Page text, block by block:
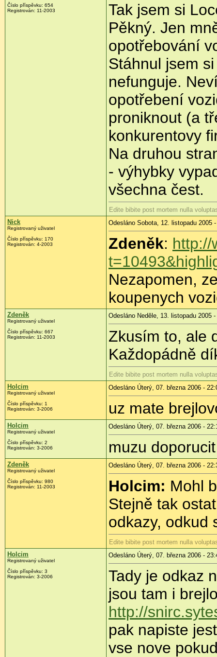
Číslo příspěvku: 654
Registrován: 11-2003
Tak jsem si
Pěkný. Jen
opotřebování
Stáhnul jsem
nefunguje.
opotřebení
proniknout (a
konkurentovy
Na druhou
- výhybky
všechna čest.
Edite bibite post mortem nulla
Nick
Registrovaný uživatel
Číslo příspěvku: 170
Registrován: 4-2003
Odesláno Sobota, 12. listopadu 2005
Zdeněk: http://
Nezapomen,
koupenych
Zdeněk
Registrovaný uživatel
Číslo příspěvku: 667
Registrován: 11-2003
Odesláno Neděle, 13. listopadu 2005 -
Zkusím to, ale
Každopádně
Edite bibite post mortem nulla
Holcim
Registrovaný uživatel
Číslo příspěvku: 1
Registrován: 3-2006
Odesláno Úterý, 07. března 2006 -
uz mate
Holcim
Registrovaný uživatel
Číslo příspěvku: 2
Registrován: 3-2006
Odesláno Úterý, 07. března 2006 -
muzu
Zdeněk
Registrovaný uživatel
Číslo příspěvku: 980
Registrován: 11-2003
Odesláno Úterý, 07. března 2006 -
Holcim: Mohl
Stejně tak
odkazy, odkud
Edite bibite post mortem nulla
Holcim
Registrovaný uživatel
Číslo příspěvku: 3
Registrován: 3-2006
Odesláno Úterý, 07. března 2006 -
Tady je odkaz
jsou tam i
http://
pak napiste
vse nove